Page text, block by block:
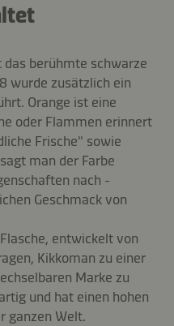
berühmte schwarze
wurde zusätzlich ein
Orange ist eine
oder Flammen erinnert
Frische" sowie
man der Farbe
nach -
Geschmack von
entwickelt von
Kikkoman zu einer
Marke zu
und hat einen hohen
ganzen Welt.